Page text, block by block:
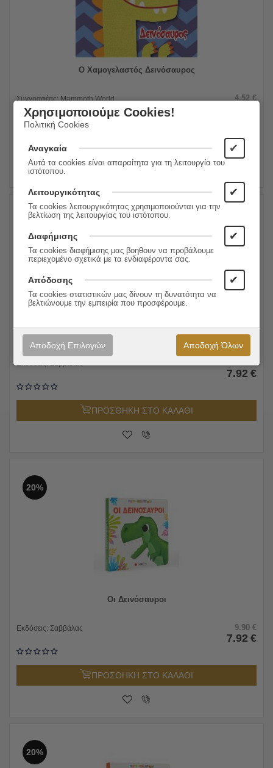
Ο Χαμογελαστός Δεινόσαυρος
Συγγραφέας:Mammoth World
Εκδόσεις:
Τζιαμπίρης - Πυραμίδα
4.52 €
ΠΡΟΣΘΗΚΗ ΣΤΟ ΚΑΛΑΘΙ
20%
Οι Πυροσβέστες
Εκδόσεις:Σαββάλας
7.92 €
ΠΡΟΣΘΗΚΗ ΣΤΟ ΚΑΛΑΘΙ
20%
Οι Δεινόσαυροι
Εκδόσεις: Σαββάλας 9.90 €
7.92 €
ΠΡΟΣΘΗΚΗ ΣΤΟ ΚΑΛΑΘΙ
20%
Χρησιμοποιούμε Cookies!
Πολιτική Cookies
Αναγκαία ✔
Αυτά τα cookies είναι απαραίτητα για τη λειτουργία του
ιστότοπου.
Λειτουργικότητας ✔
Τα cookies λειτουργικότητας χρησιμοποιούνται για την
βελτίωση της λειτουργίας του ιστότοπου.
Διαφήμισης ✔
Τα cookies διαφήμισης μας βοηθουν να προβάλουμε
περιεχομένο σχετικά με τα ενδιαφέροντα σας.
Απόδοσης ✔
Τα cookies στατιστικών μας δίνουν τη δυνατότητα να
βελτιώνουμε την εμπειρία που προσφέρουμε.
Αποδοχή Επιλογών Αποδοχή Όλων